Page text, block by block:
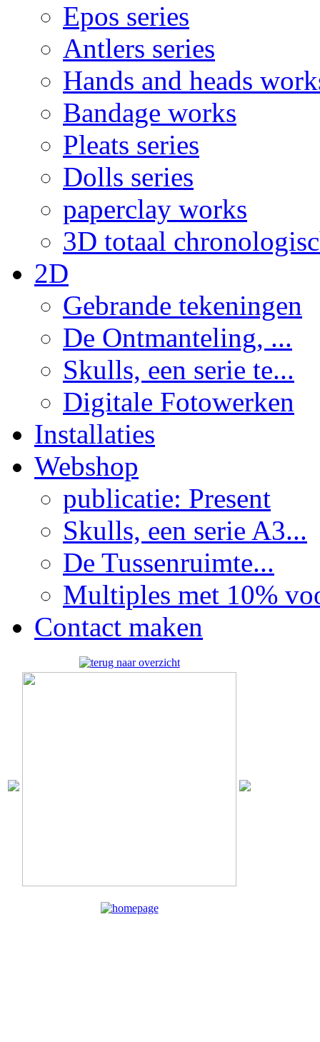
Epos series
Antlers series
Hands and heads
Bandage works
Pleats series
Dolls series
paperclay works
3D totaal
2D
Gebrande tekeningen
De Ontmanteling, ...
Skulls, een serie te...
Digitale Fotowerken
Installaties
Webshop
publicatie: Present
Skulls, een serie A3...
De Tussenruimte...
Multiples met 10%
Contact maken